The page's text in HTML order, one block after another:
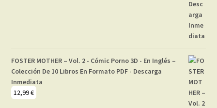
FOSTER MOTHER – Vol. 2 - Cómic Porno 3D - En Inglés –
Colección De 10 Libros En Formato PDF - Descarga
Inmediata
12,99€